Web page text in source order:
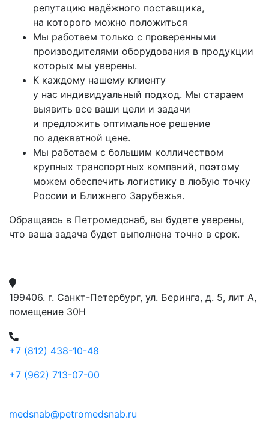
репутацию надёжного поставщика,
на которого можно положиться
Мы работаем только с проверенными
производителями оборудования в продукции
которых мы уверены.
К каждому нашему клиенту
у нас индивидуальный подход. Мы стараем
выявить все ваши цели и задачи
и предложить оптимальное решение
по адекватной цене.
Мы работаем с большим колличеством
крупных транспортных компаний, поэтому
можем обеспечить логистику в любую точку
России и Ближнего Зарубежья.
Обращаясь в Петромедснаб, вы будете уверены,
что ваша задача будет выполнена точно в срок.
199406. г. Санкт-Петербург, ул. Беринга, д. 5, лит А,
помещение 30Н
+7 (812) 438-10-48
+7 (962) 713-07-00
medsnab@petromedsnab.ru